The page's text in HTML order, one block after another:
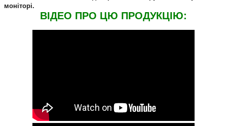
моніторі.
ВIДЕО ПРО ЦЮ ПРОДУКЦIЮ: